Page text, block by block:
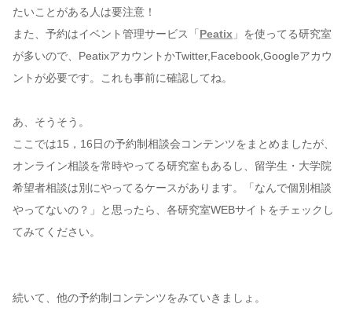
たいことがある人は要注意！
また、予約はイベント管理サービス「 Peatix 」を使ってる研究室
が多いので、PeatixアカウントかTwitter,Facebook,Googleアカウ
ントが必要です。これも事前に確認してね。
あ、そうそう。
ここでは15，16日の予約制相談会コンテンツをまとめましたが、
オンライン相談を常時やってる研究室もあるし、留学生・大学院
希望者相談は別にやってるケースがあります。「なんで個別相談
やってないの？」と思ったら、各研究室WEBサイトをチェックし
てみてください。
続いて、他の予約制コンテンツをみていきましょ。